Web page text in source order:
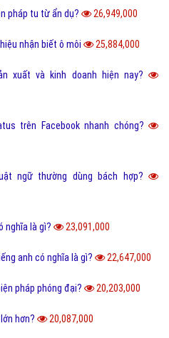
pháp tu từ ẩn dụ? 26,949,000
nhận biết ô môi 25,884,000
xuất và kinh doanh hiện nay?
trên Facebook nhanh chóng?
ngữ thường dùng bách hợp?
nghĩa là gì? 23,091,000
anh có nghĩa là gì? 22,647,000
pháp phóng đại? 20,203,000
hơn? 20,087,000